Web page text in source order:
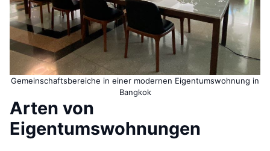
Gemeinschaftsbereiche in einer modernen Eigentumswohnung in
Bangkok
Arten von
Eigentumswohnungen